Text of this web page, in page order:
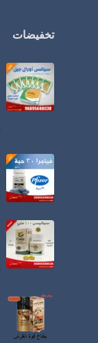
تخفيضات